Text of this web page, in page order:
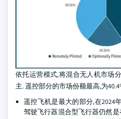
依托运营模式,将混合无人机市场
主. 遥控部分的市场份额最高,为
遥控飞机是最大的部分,在2024
驾驶飞行器混合型飞行器仍然